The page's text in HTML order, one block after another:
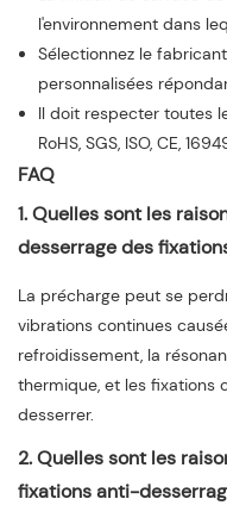
l'environnement dans
Sélectionnez le
personnalisées
Il doit respecter toutes
RoHS, SGS, ISO, CE,
FAQ
1. Quelles sont les
desserrage des
La précharge peut se
vibrations continues
refroidissement, la
thermique, et les fixations
desserrer.
2. Quelles sont les
fixations anti-